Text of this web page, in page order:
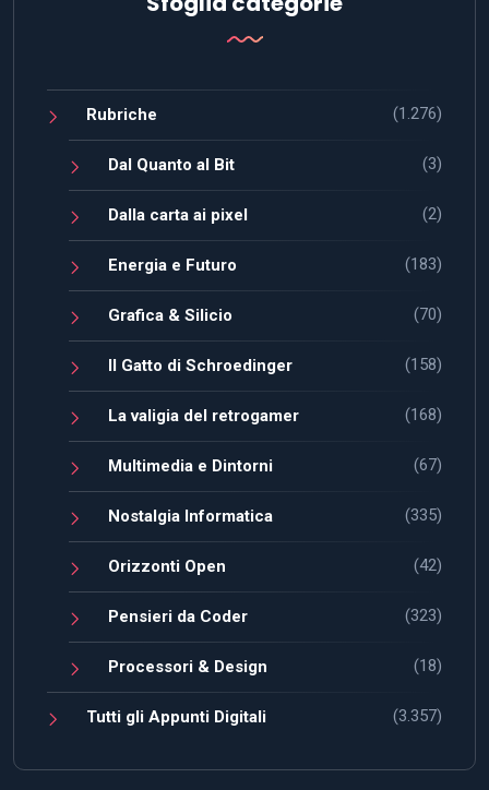
Rubriche (1.276)
Dal Quanto al Bit (3)
Dalla carta ai pixel (2)
Energia e Futuro (183)
Grafica & Silicio (70)
Il Gatto di Schroedinger (158)
La valigia del retrogamer (168)
Multimedia e Dintorni (67)
Nostalgia Informatica (335)
Orizzonti Open (42)
Pensieri da Coder (323)
Processori & Design (18)
Tutti gli Appunti Digitali (3.357)